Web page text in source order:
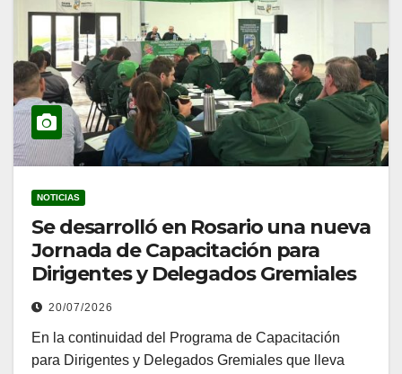
NOTICIAS
Se desarrolló en Rosario una nueva
Jornada de Capacitación para
Dirigentes y Delegados Gremiales
20/07/2026
En la continuidad del Programa de Capacitación
para Dirigentes y Delegados Gremiales que lleva